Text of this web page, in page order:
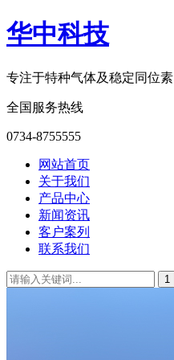
华中科技
专注于特种气体及稳定同位素
全国服务热线
0734-8755555
网站首页
关于我们
产品中心
新闻资讯
客户案列
联系我们